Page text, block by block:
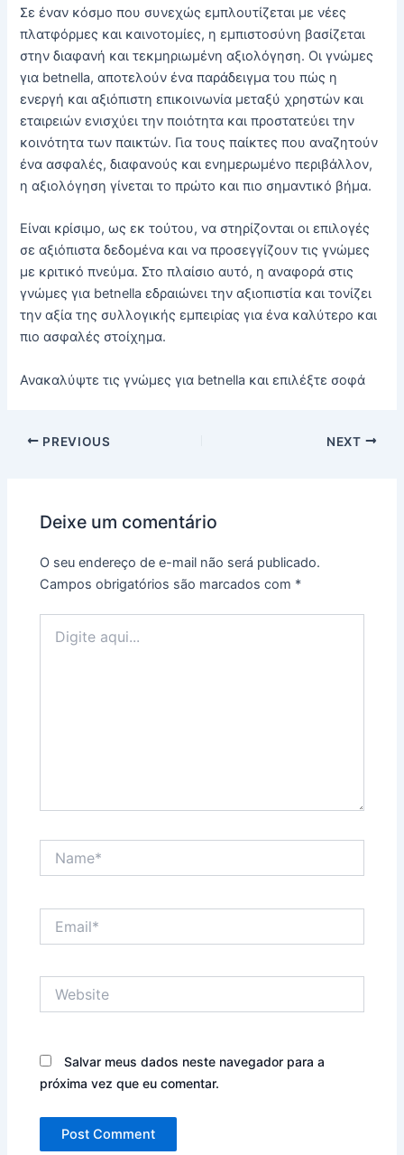
Σε έναν κόσμο που συνεχώς εμπλουτίζεται με νέες
πλατφόρμες και καινοτομίες, η εμπιστοσύνη βασίζεται
στην διαφανή και τεκμηριωμένη αξιολόγηση. Οι γνώμες
για betnella, αποτελούν ένα παράδειγμα του πώς η
ενεργή και αξιόπιστη επικοινωνία μεταξύ χρηστών και
εταιρειών ενισχύει την ποιότητα και προστατεύει την
κοινότητα των παικτών. Για τους παίκτες που αναζητούν
ένα ασφαλές, διαφανούς και ενημερωμένο περιβάλλον,
η αξιολόγηση γίνεται το πρώτο και πιο σημαντικό βήμα.
Είναι κρίσιμο, ως εκ τούτου, να στηρίζονται οι επιλογές
σε αξιόπιστα δεδομένα και να προσεγγίζουν τις γνώμες
με κριτικό πνεύμα. Στο πλαίσιο αυτό, η αναφορά στις
γνώμες για betnella εδραιώνει την αξιοπιστία και τονίζει
την αξία της συλλογικής εμπειρίας για ένα καλύτερο και
πιο ασφαλές στοίχημα.
Ανακαλύψτε τις γνώμες για betnella και επιλέξτε σοφά
PREVIOUS NEXT
Deixe um comentário
O seu endereço de e-mail não será publicado.
Campos obrigatórios são marcados com *
aqui...
Salvar meus dados neste navegador para a
próxima vez que eu comentar.